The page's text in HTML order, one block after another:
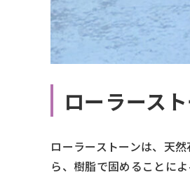
ローラース
ローラーストーンは、天
ら、樹脂で固めることに